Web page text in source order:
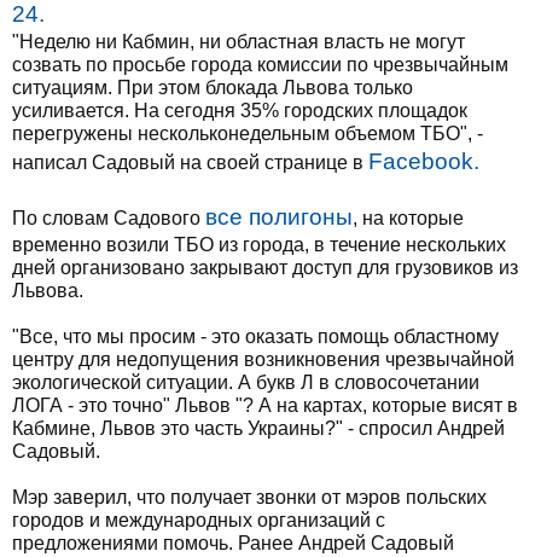
24.
"Неделю ни Кабмин, ни областная власть не могут
созвать по просьбе города комиссии по чрезвычайным
ситуациям. При этом блокада Львова только
усиливается. На сегодня 35% городских площадок
перегружены нескольконедельным объемом ТБО", -
написал Садовый на своей странице в Facebook.
По словам Садового все полигоны, на которые
временно возили ТБО из города, в течение нескольких
дней организовано закрывают доступ для грузовиков из
Львова.
"Все, что мы просим - это оказать помощь областному
центру для недопущения возникновения чрезвычайной
экологической ситуации. А букв Л в словосочетании
ЛОГА - это точно" Львов "? А на картах, которые висят в
Кабмине, Львов это часть Украины?" - спросил Андрей
Садовый.
Мэр заверил, что получает звонки от мэров польских
городов и международных организаций с
предложениями помочь. Ранее Андрей Садовый